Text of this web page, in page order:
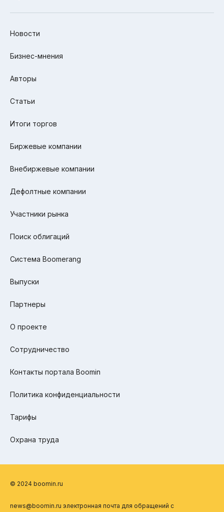
Новости
Бизнес-мнения
Авторы
Статьи
Итоги торгов
Биржевые компании
Внебиржевые компании
Дефолтные компании
Участники рынка
Поиск облигаций
Система Boomerang
Выпуски
Партнеры
О проекте
Сотрудничество
Контакты портала Boomin
Политика конфиденциальности
Тарифы
Охрана труда
© 2024 boomin.ru
news@boomin.ru электронная почта для обращений с